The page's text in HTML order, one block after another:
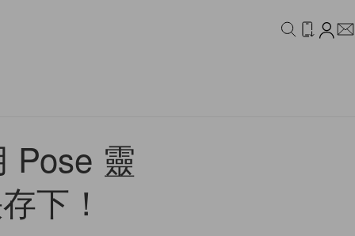
Pose 靈
下！